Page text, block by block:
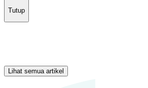
Tutup
Lihat semua artikel